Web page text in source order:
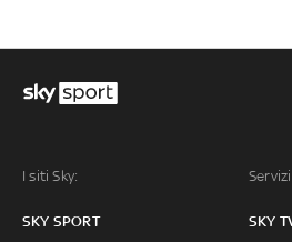
I siti Sky:
SKY SPORT
Servizi:
SKY